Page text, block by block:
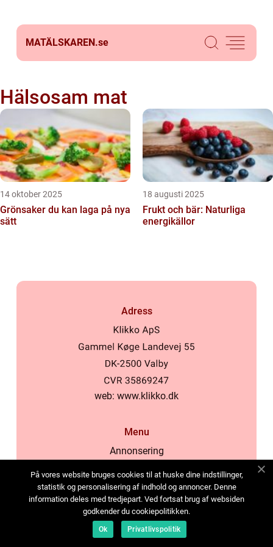
MATÄLSKAREN.se
Hälsosam mat
14 oktober 2025
Grönsaker du kan laga på nya
sätt
18 augusti 2025
Frukt och bär: Naturliga
energikällor
Adress
web: www.klikko.dk
Menu
Annonsering
Cookies
Kontakta oss
Sitemap
På vores website bruges cookies til at huske dine indstillinger,
statistik og personalisering af indhold og annoncer. Denne
information deles med tredjepart. Ved fortsat brug af websiden
godkender du cookiepolitikken.
Ok Privatlivspolitik